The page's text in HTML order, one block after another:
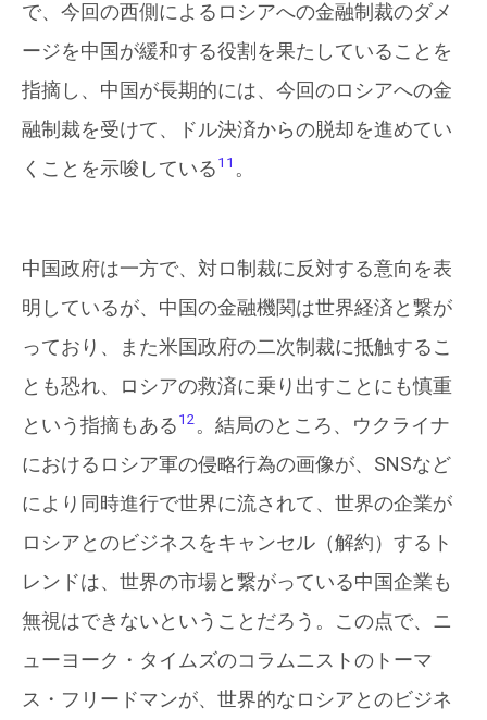
で、今回の西側によるロシアへの金融制裁のダメ
ージを中国が緩和する役割を果たしていることを
指摘し、中国が長期的には、今回のロシアへの金
融制裁を受けて、ドル決済からの脱却を進めてい
くことを示唆している11 。
中国政府は一方で、対ロ制裁に反対する意向を表
明しているが、中国の金融機関は世界経済と繋が
っており、また米国政府の二次制裁に抵触するこ
とも恐れ、ロシアの救済に乗り出すことにも慎重
という指摘もある12。結局のところ、ウクライナ
におけるロシア軍の侵略行為の画像が、SNSなど
により同時進行で世界に流されて、世界の企業が
ロシアとのビジネスをキャンセル（解約）するト
レンドは、世界の市場と繋がっている中国企業も
無視はできないということだろう。この点で、ニ
ューヨーク・タイムズのコラムニストのトーマ
ス・フリードマンが、世界的なロシアとのビジネ